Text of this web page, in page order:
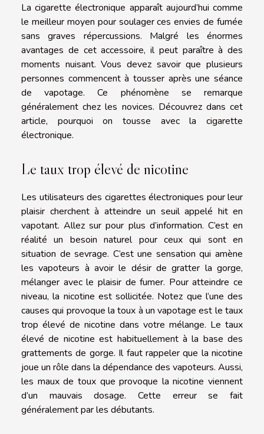
La cigarette électronique apparaît aujourd’hui comme
le meilleur moyen pour soulager ces envies de fumée
sans graves répercussions. Malgré les énormes
avantages de cet accessoire, il peut paraître à des
moments nuisant. Vous devez savoir que plusieurs
personnes commencent à tousser après une séance
de vapotage. Ce phénomène se remarque
généralement chez les novices. Découvrez dans cet
article, pourquoi on tousse avec la cigarette
électronique.
Le taux trop élevé de nicotine
Les utilisateurs des cigarettes électroniques pour leur
plaisir cherchent à atteindre un seuil appelé hit en
vapotant. Allez sur pour plus d’information. C’est en
réalité un besoin naturel pour ceux qui sont en
situation de sevrage. C’est une sensation qui amène
les vapoteurs à avoir le désir de gratter la gorge,
mélanger avec le plaisir de fumer. Pour atteindre ce
niveau, la nicotine est sollicitée. Notez que l’une des
causes qui provoque la toux à un vapotage est le taux
trop élevé de nicotine dans votre mélange. Le taux
élevé de nicotine est habituellement à la base des
grattements de gorge. Il faut rappeler que la nicotine
joue un rôle dans la dépendance des vapoteurs. Aussi,
les maux de toux que provoque la nicotine viennent
d’un mauvais dosage. Cette erreur se fait
généralement par les débutants.